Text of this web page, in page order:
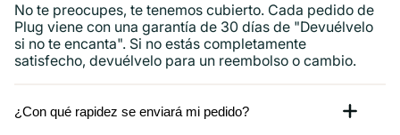
No te preocupes, te tenemos cubierto. Cada pedido de
Plug viene con una garantía de 30 días de "Devuélvelo
si no te encanta". Si no estás completamente
satisfecho, devuélvelo para un reembolso o cambio.
¿Con qué rapidez se enviará mi pedido?